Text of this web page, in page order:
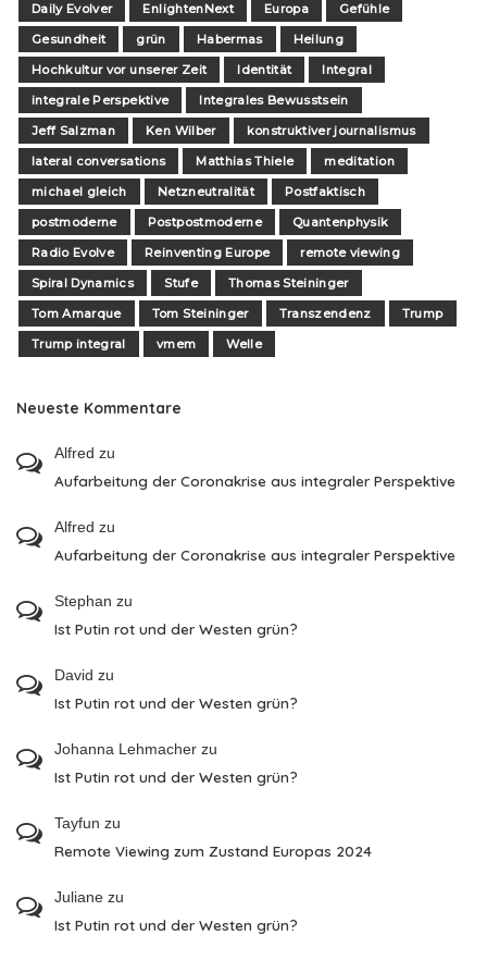
Daily Evolver
EnlightenNext Europa
Gefühle
Gesundheit
grün Habermas
Heilung
Hochkultur vor unserer Zeit
Identität
Integral
integrale Perspektive
Integrales Bewusstsein
Jeff Salzman
Ken Wilber
konstruktiver journalismus
lateral conversations
Matthias Thiele
meditation
michael gleich
Netzneutralität
Postfaktisch
postmoderne
Postpostmoderne
Quantenphysik
Radio Evolve
Reinventing Europe
remote viewing
Spiral Dynamics
Stufe
Thomas Steininger
Tom Amarque
Tom Steininger Transzendenz
Trump
Trump integral
vmem Welle
Neueste Kommentare
Alfred zu
Aufarbeitung der Coronakrise aus integraler Perspektive
Alfred zu
Aufarbeitung der Coronakrise aus integraler Perspektive
Stephan zu
Ist Putin rot und der Westen grün?
David zu
Ist Putin rot und der Westen grün?
Johanna Lehmacher zu
Ist Putin rot und der Westen grün?
Tayfun zu
Remote Viewing zum Zustand Europas 2024
Juliane zu
Ist Putin rot und der Westen grün?